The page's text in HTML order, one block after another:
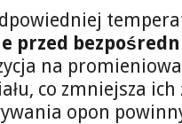
przed
na
co zmniejsza
opon